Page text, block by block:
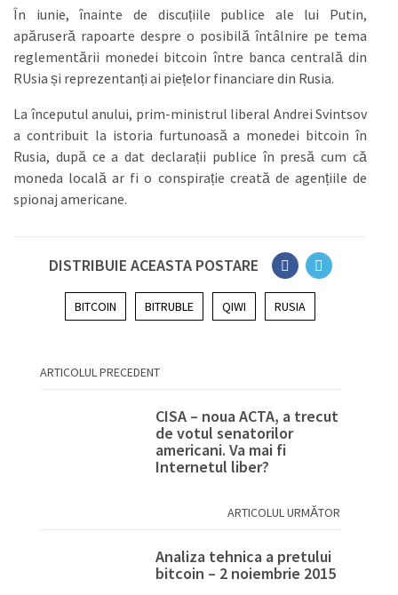
În iunie, înainte de discuțiile publice ale lui Putin,
apăruseră rapoarte despre o posibilă întâlnire pe tema
reglementării monedei bitcoin între banca centrală din
RUsia și reprezentanți ai piețelor financiare din Rusia.
La începutul anului, prim-ministrul liberal Andrei Svintsov
a contribuit la istoria furtunoasă a monedei bitcoin în
Rusia, după ce a dat declarații publice în presă cum că
moneda locală ar fi o conspirație creată de agențiile de
spionaj americane.
DISTRIBUIE ACEASTA POSTARE
BITCOIN BITRUBLE QIWI RUSIA
ARTICOLUL PRECEDENT
CISA – noua ACTA, a trecut
de votul senatorilor
americani. Va mai fi
Internetul liber?
ARTICOLUL URMĂTOR
Analiza tehnica a pretului
bitcoin – 2 noiembrie 2015